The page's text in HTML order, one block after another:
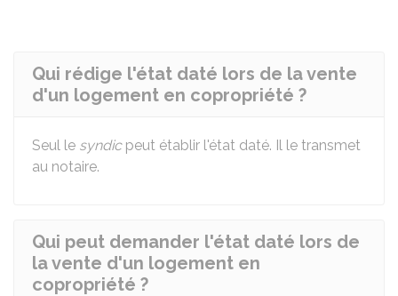
Qui rédige l'état daté lors de la vente
d'un logement en copropriété ?
Seul le syndicpeut établir l'état daté. Il le transmet
au notaire.
Qui peut demander l'état daté lors de
la vente d'un logement en
copropriété ?